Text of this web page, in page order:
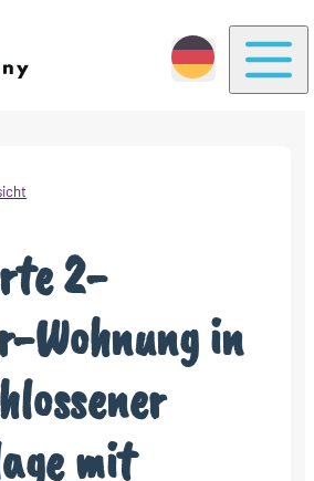
2-
Wohnung in
mit